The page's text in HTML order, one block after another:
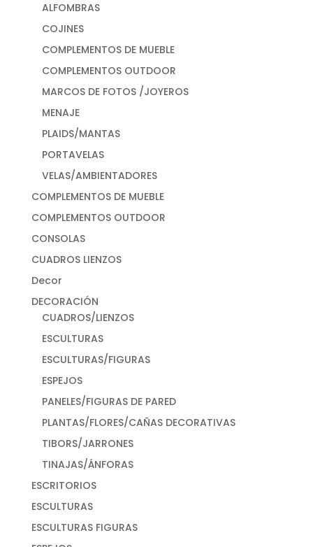
ALFOMBRAS
COJINES
COMPLEMENTOS DE MUEBLE
COMPLEMENTOS OUTDOOR
MARCOS DE FOTOS /JOYEROS
MENAJE
PLAIDS/MANTAS
PORTAVELAS
VELAS/AMBIENTADORES
COMPLEMENTOS DE MUEBLE
COMPLEMENTOS OUTDOOR
CONSOLAS
CUADROS LIENZOS
Decor
DECORACIÓN
CUADROS/LIENZOS
ESCULTURAS
ESCULTURAS/FIGURAS
ESPEJOS
PANELES/FIGURAS DE PARED
PLANTAS/FLORES/CAÑAS DECORATIVAS
TIBORS/JARRONES
TINAJAS/ÁNFORAS
ESCRITORIOS
ESCULTURAS
ESCULTURAS FIGURAS